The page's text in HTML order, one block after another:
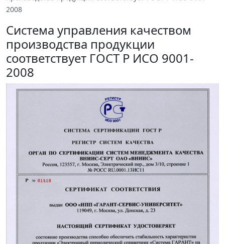
2008
Система управления качеством
производства продукции
соответствует ГОСТ Р ИСО 9001-
2008